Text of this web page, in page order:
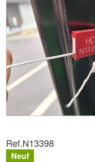
Ref.N13398
Neuf